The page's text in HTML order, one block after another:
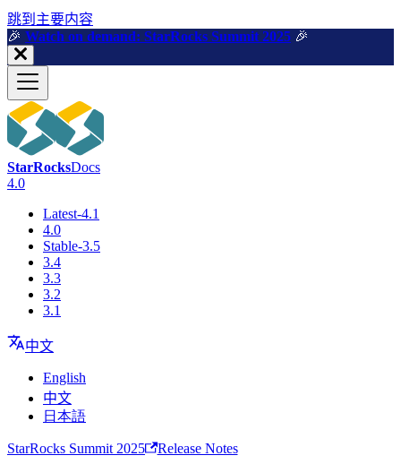
跳到主要内容
🎉️ Watch on demand: StarRocks Summit 2025 🎉️
StarRocksDocs
4.0
Latest-4.1
4.0
Stable-3.5
3.4
3.3
3.2
3.1
中文
English
中文
日本語
StarRocks Summit 2025 Release Notes